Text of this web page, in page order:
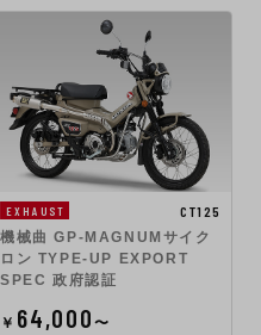
EXHAUST
CT125
機械曲 GP-MAGNUMサイク
ロン TYPE-UP EXPORT
SPEC 政府認証
￥ 64,000〜